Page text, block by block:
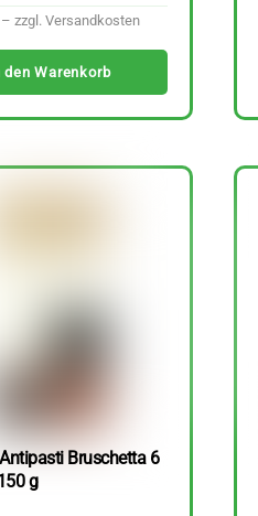
zzgl. Versandkosten
den Warenkorb
Bruschetta 6
g